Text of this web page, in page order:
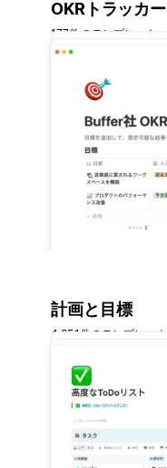
OKRトラッカー
177件のテンプレート
計画と目標
4,851件のテンプレート